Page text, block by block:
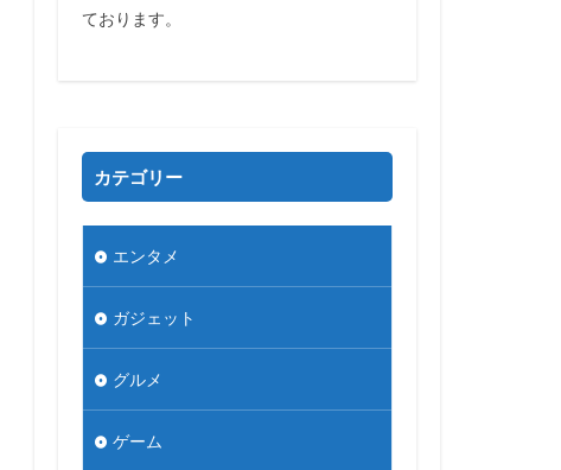
ております。
カテゴリー
エンタメ
ガジェット
グルメ
ゲーム